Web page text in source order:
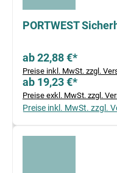
PORTWEST
ab 22,88 €*
Preise inkl. MwSt. zzgl.
ab 19,23 €*
Preise exkl. MwSt. zzgl.
Preise inkl. MwSt. zzgl.